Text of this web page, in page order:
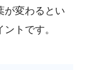
が変わるとい
トです。